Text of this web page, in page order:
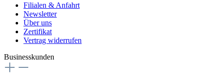
Filialen & Anfahrt
Newsletter
Über uns
Zertifikat
Vertrag widerrufen
Businesskunden